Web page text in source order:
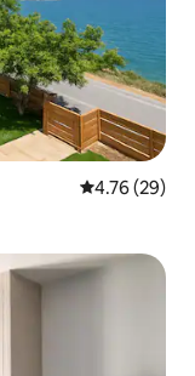
Penarafan
4.76 (29)